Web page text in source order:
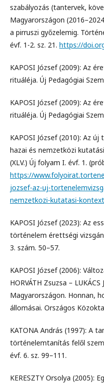
szabályozás (tantervek,
Magyarországon
a pirruszi győzelemig.
évf. 1-2. sz. 21. https://
KAPOSI József (2009): Az
rituáléja. Új Pedagógiai
KAPOSI József (2009): Az
rituáléja. Új Pedagógiai
KAPOSI József (2010): Az
hazai és nemzetközi
(XLV.) Új folyam I. évf. 1.
https://
jozsef-az-uj-
nemzetkozi-kutatasi-
KAPOSI József (2023): Az
történelem érettségi
3. szám. 50–57.
KAPOSI József (2006):
HORVÁTH Zsuzsa –
Magyarországon. Honnan,
állomásai. Országos
KATONA András (1997): A
történelemtanítás felől
évf. 6. sz. 99–111.
KERESZTY Orsolya (2005):